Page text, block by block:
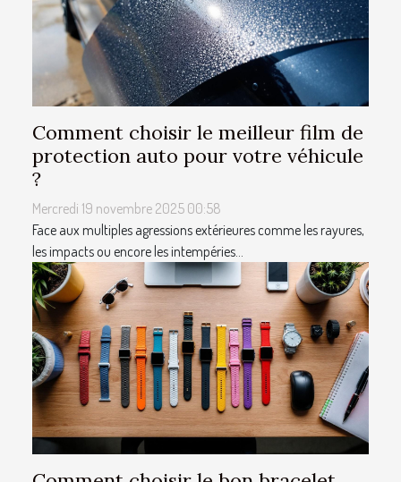
Comment choisir le meilleur film de
protection auto pour votre véhicule
?
Mercredi 19 novembre 2025 00:58
Face aux multiples agressions extérieures comme les rayures,
les impacts ou encore les intempéries...